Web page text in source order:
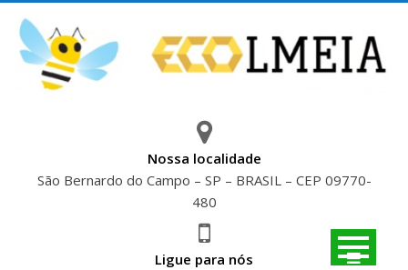
content
Nossa localidade
São Bernardo do Campo – SP – BRASIL – CEP 09770-
480
Ligue para nós